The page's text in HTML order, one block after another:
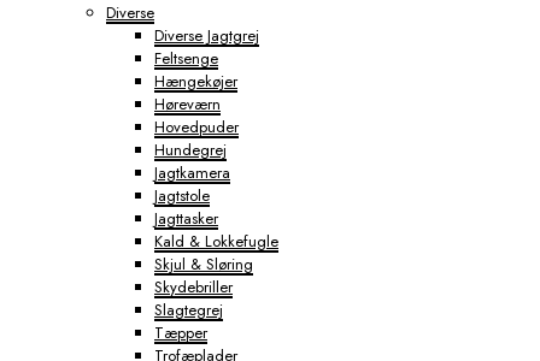
Diverse
Diverse Jagtgrej
Feltsenge
Hængekøjer
Høreværn
Hovedpuder
Hundegrej
Jagtkamera
Jagtstole
Jagttasker
Kald & Lokkefugle
Skjul & Sløring
Skydebriller
Slagtegrej
Tæpper
Trofæplader